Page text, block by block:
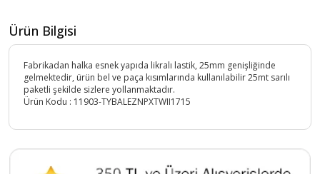
Ürün Bilgisi
Fabrikadan halka esnek yapıda likralı lastik, 25mm genişliğinde
gelmektedir, ürün bel ve paça kısımlarında kullanılabilir 25mt sarılı
paketli şekilde sizlere yollanmaktadır.
Ürün Kodu : 11903-TYBALEZNPXTWII1715